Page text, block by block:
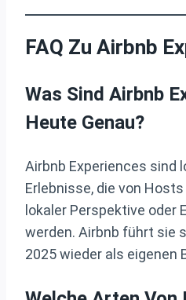
FAQ Zu Airbnb
Was Sind Airbnb
Heute Genau?
Airbnb Experiences sind
Erlebnisse, die von
lokaler Perspektive oder
werden. Airbnb führt sie
2025 wieder als eigenen